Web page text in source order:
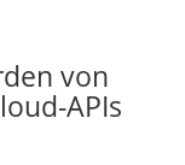
von
APIs